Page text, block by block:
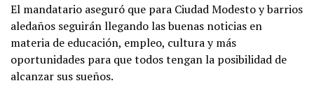
El mandatario aseguró que para Ciudad Modesto y barrios
aledaños seguirán llegando las buenas noticias en
materia de educación, empleo, cultura y más
oportunidades para que todos tengan la posibilidad de
alcanzar sus sueños.